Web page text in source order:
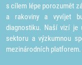
s cílem lépe porozumět
a rakoviny a vyvíjet
diagnostiku. Naší vizí je
sektoru a výzkumnou
mezinárodních platforem.